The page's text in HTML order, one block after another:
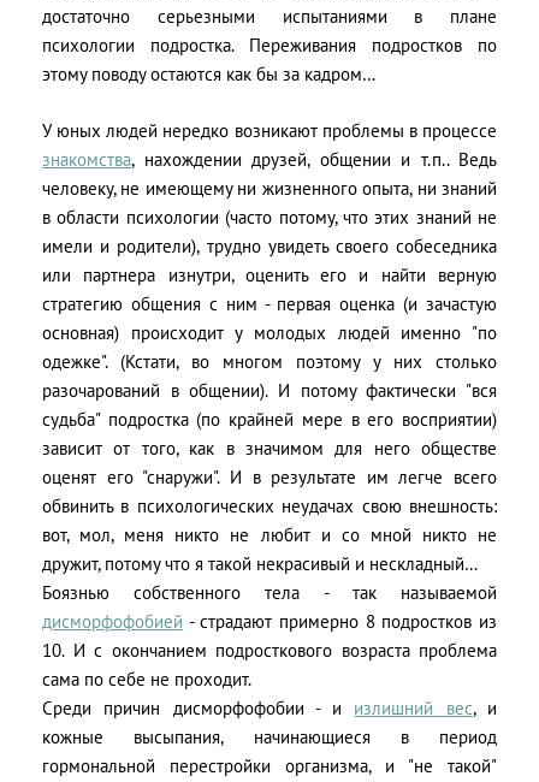
достаточно серьезными испытаниями в плане
психологии подростка. Переживания подростков по
этому поводу остаются как бы за кадром…
У юных людей нередко возникают проблемы в процессе
знакомства, нахождении друзей, общении и т.п.. Ведь
человеку, не имеющему ни жизненного опыта, ни знаний
в области психологии (часто потому, что этих знаний не
имели и родители), трудно увидеть своего собеседника
или партнера изнутри, оценить его и найти верную
стратегию общения с ним - первая оценка (и зачастую
основная) происходит у молодых людей именно "по
одежке". (Кстати, во многом поэтому у них столько
разочарований в общении). И потому фактически "вся
судьба" подростка (по крайней мере в его восприятии)
зависит от того, как в значимом для него обществе
оценят его "снаружи". И в результате им легче всего
обвинить в психологических неудачах свою внешность:
вот, мол, меня никто не любит и со мной никто не
дружит, потому что я такой некрасивый и нескладный…
Боязнью собственного тела - так называемой
дисморфофобией - страдают примерно 8 подростков из
10. И с окончанием подросткового возраста проблема
сама по себе не проходит.
Среди причин дисморфофобии - и излишний вес, и
кожные высыпания, начинающиеся в период
гормональной перестройки организма, и "не такой"